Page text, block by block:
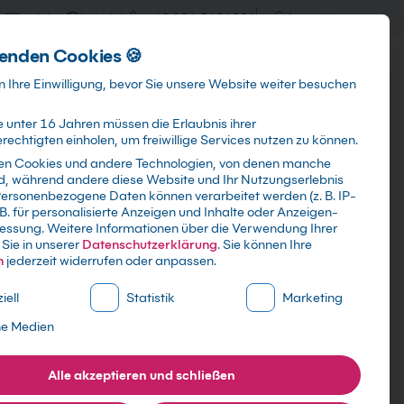
training@kebel.de +49 231 5191986 Anmelden
Suchen
Info & Services Kontakt
Cookies 🍪
Ihre Einwilligung, bevor Sie unsere Website weiter besuchen
unter 16 Jahren müssen die Erlaubnis ihrer
einholen, um freiwillige Services nutzen zu können.
Cookies und andere Technologien, von denen manche
während andere diese Website und Ihr Nutzungserlebnis
Daten können verarbeitet werden (z. B. IP-
für personalisierte Anzeigen und Inhalte oder Anzeigen-
Weitere Informationen über die Verwendung Ihrer
in unserer Datenschutzerklärung.Sie können Ihre
jederzeit widerrufen oder anpassen.
Liste der Service-Gruppen, für die eine Einwilligung
Statistik
Marketing
Medien
Alle akzeptieren und schließen